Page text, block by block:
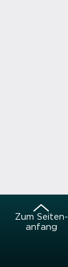
Zum Sei­ten­
an­fang